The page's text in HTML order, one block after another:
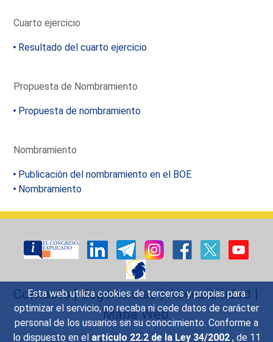
Esta web utiliza cookies de terceros y propias para
optimizar el servicio, no recaba ni cede datos de carácter
personal de los usuarios sin su conocimiento. Conforme a
lo dispuesto en el artículo 22.2 de la Ley 34/2002 , de 11
Cuarto ejercicio
Resultado del cuarto ejercicio
Propuesta de Nombramiento
Propuesta de nombramiento
Nombramiento
Publicación del nombramiento en el BOE
Nombramiento
Contacto|Sugerencias|Accesibilidad |
Mapa Web